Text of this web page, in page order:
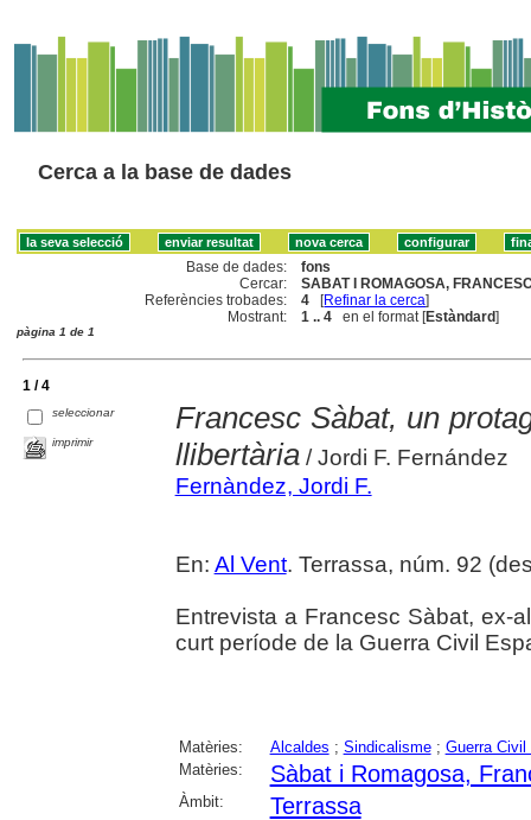
Cerca a la base de dades
Base de dades:
fons
Cercar:
SABAT I ROMAGOSA,
Referències trobades:
4 [Refinar la cerca]
Mostrant:
1 .. 4 en el format [Estàndard]
pàgina 1 de 1
1 / 4
seleccionar
imprimir
Francesc Sàbat, un
llibertària/ Jordi F. Fernández
Fernàndez, Jordi F.
En: Al Vent. Terrassa, núm. 92
Entrevista a Francesc Sàbat, ex-
curt període de la Guerra Civil
Matèries: Alcaldes ; Sindicalisme; Guerra
Matèries:
Sàbat i Romagosa,
Àmbit: Terrassa